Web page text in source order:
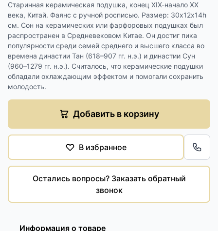
Старинная керамическая подушка, конец ХIХ-начало ХХ
века, Китай. Фаянс с ручной росписью. Размер: 30х12х14h
см. Сон на керамических или фарфоровых подушках был
распространен в Средневековом Китае. Он достиг пика
популярности среди семей среднего и высшего класса во
времена династии Тан (618–907 гг. н.э.) и династии Сун
(960–1279 гг. н.э.). Считалось, что керамические подушки
обладали охлаждающим эффектом и помогали сохранить
молодость.
Добавить в корзину
В избранное
Остались вопросы? Заказать обратный
звонок
Информация о товаре